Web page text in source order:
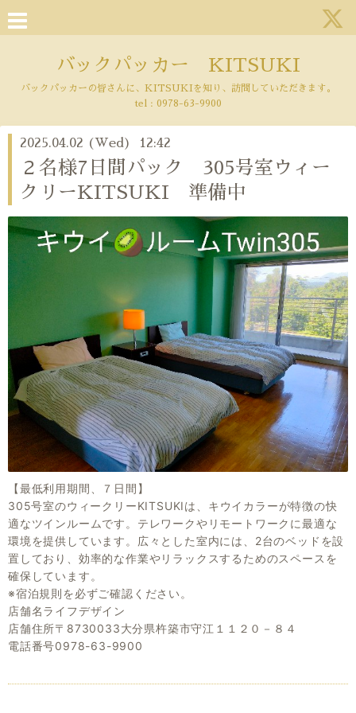
バックパッカー KITSUKI
バックパッカーの皆さんに、KITSUKIを知り、訪問していただきます。
tel : 0978-63-9900
2025.04.02 (Wed) 12:42
２名様7日間パック 305号室ウィー
クリーKITSUKI 準備中
【最低利用期間、７日間】
305号室のウィークリーKITSUKIは、キウイカラーが特徴の快
適なツインルームです。テレワークやリモートワークに最適な
環境を提供しています。広々とした室内には、2台のベッドを設
置しており、効率的な作業やリラックスするためのスペースを
確保しています。
※宿泊規則を必ずご確認ください。
店舗名ライフデザイン
店舗住所〒8730033大分県杵築市守江１１２０－８４
電話番号0978-63-9900